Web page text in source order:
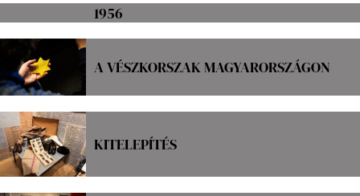
1956
A VÉSZKORSZAK MAGYARORSZÁGON
KITELEPÍTÉS